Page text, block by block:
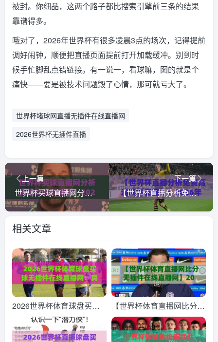
被封。你细品，这两个路子都比搜索引擎前三条的结果
靠谱得多。
哦对了，2026年世界杯有很多凌晨3点的场次，记得提前
调好闹钟，顺便把直播页面提前打开加载缓冲。别到时
候手忙脚乱点错链接。有一说一，看球嘛，图的就是个
痛快——要是被技术问题毁了心情，那可就亏大了。
世界杯堵球网直播无插件在线直播网
2026世界杯无插件直播
上一篇
世界杯买球直播网分析高清比赛直播网！2026年观赛新选择（世界杯买球直播网）
下一篇
【世界杯直播分析免费高清观看直播】：2026年球迷必备的4个零成本观赛秘籍
相关文章
2026世界杯体育球盘买球
无插件在线直播网：真球迷
的观赛首选，你get了吗？
【世界杯体育直播网比分无
插件在线直播网】2026世
界杯观赛新姿势！无插件高